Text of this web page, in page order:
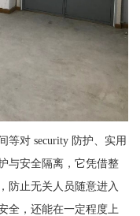
等对 security 防护、实用
与安全隔离，它凭借整
防止无关人员随意进入
全，还能在一定程度上